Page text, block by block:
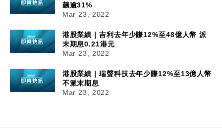
飆逾31%
Mar 23, 2022
港股業績｜吉利去年少賺12%至48億人幣 派
末期息0.21港元
Mar 23, 2022
港股業績｜瑞聲科技去年少賺12%至13億人幣
不派末期息
Mar 23, 2022